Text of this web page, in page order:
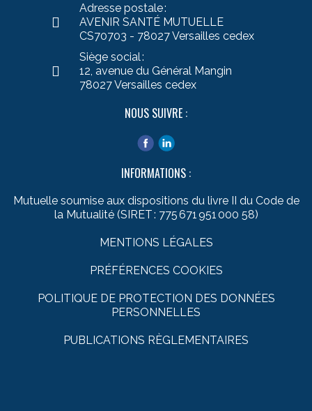
Adresse postale :
AVENIR SANTÉ MUTUELLE
CS70703 - 78027 Versailles cedex
Siège social :
12, avenue du Général Mangin
78027 Versailles cedex
NOUS SUIVRE :
INFORMATIONS :
Mutuelle soumise aux dispositions du livre II du Code de
la Mutualité (SIRET : 775 671 951 000 58)
MENTIONS LÉGALES
PRÉFÉRENCES COOKIES
POLITIQUE DE PROTECTION DES DONNÉES
PERSONNELLES
PUBLICATIONS RÈGLEMENTAIRES